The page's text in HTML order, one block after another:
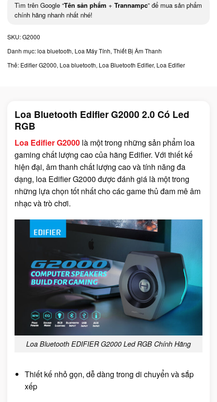
Tìm trên Google “Tên sản phẩm + Trannampc” để mua sản phẩm
chính hãng nhanh nhất nhé!
SKU:G2000
Danh mục:loa bluetooth, Loa Máy Tính, Thiết Bị Âm Thanh
Thẻ: Edifier G2000, Loa bluetooth, Loa Bluetooth Edifier, Loa Edifier
Loa Bluetooth Edifier G2000 2.0 Có Led
RGB
Loa Edifier G2000 là một trong những sản phẩm loa
gaming chất lượng cao của hãng Edifier. Với thiết kế
hiện đại, âm thanh chất lượng cao và tính năng đa
dạng, loa Edifier G2000 được đánh giá là một trong
những lựa chọn tốt nhất cho các game thủ đam mê âm
nhạc và trò chơi.
Loa Bluetooth EDIFIER G2000 Led RGB Chính Hãng
Thiết kế nhỏ gọn, dễ dàng trong di chuyển và sắp
xếp